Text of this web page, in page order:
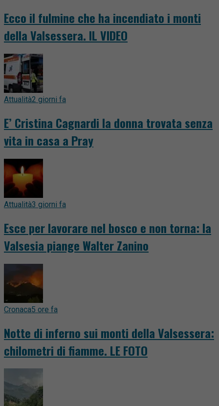
Ecco il fulmine che ha incendiato i monti
della Valsessera. IL VIDEO
Attualità2 giorni fa
E’ Cristina Cagnardi la donna trovata senza
vita in casa a Pray
Attualità3 giorni fa
Esce per lavorare nel bosco e non torna: la
Valsesia piange Walter Zanino
Cronaca5 ore fa
Notte di inferno sui monti della Valsessera:
chilometri di fiamme. LE FOTO